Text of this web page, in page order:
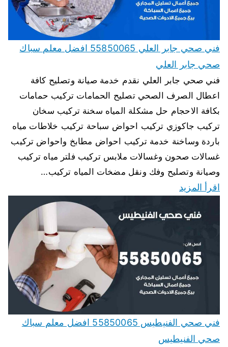
فني صحي جابر العلي 55850065 افضل معلم سباك
صحي جابر العلي
فني صحي جابر العلي نقدم خدمة صيانة وتصليح كافة
اعطال الصرف الصحي تصليح الحمامات تركيب حمامات
بكافة الاحجام حل مشكلة المياه سخنة تركيب سخان
تركيب جاكوزي تركيب احواض سباحة تركيب خلاطات مياه
باردة وساخنة خدمة تركيب احواض مطابخ واحواض تركيب
غسالات صحون وغسالات ملابس تركيب فلتر مياه تركيب
وصيانة وتصليح وفك ونقل مضخات المياه تركيب…
اقرأ المزيد
فني صحي الفنيطيس 55850065 افضل معلم سباك
صحي الفنيطيس